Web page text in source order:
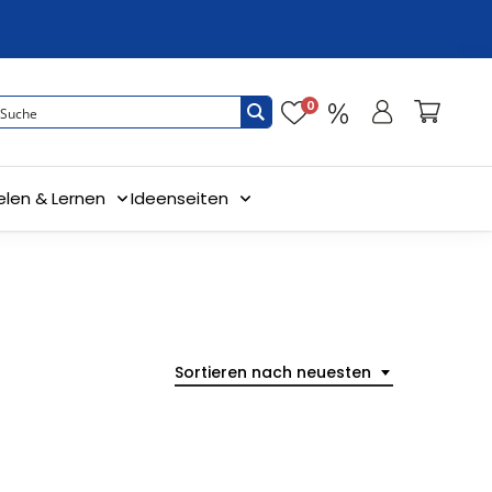
0
& Lernen Ideenseiten
Sortieren nach neuesten